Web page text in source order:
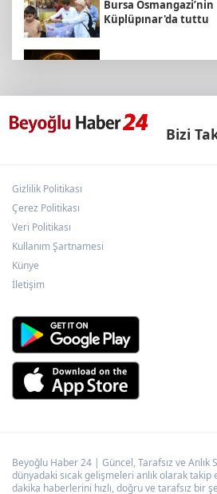
Bursa Osmangazi’nin
Küplüpınar'da tuttu
Sakarya’da 3Bizi
Gizlilik Politikası
Çerez Politikası
Veri Politikası
Kullanım Şartnamesi
Künye
İletişim
Beyoğlu Haber 24 | Güncel, Tarafsız ve Anlık
dünyadaki sıcak gelişmeleri anlık olarak
dakika haberlerini hızlı, doğru ve tarafsız bir